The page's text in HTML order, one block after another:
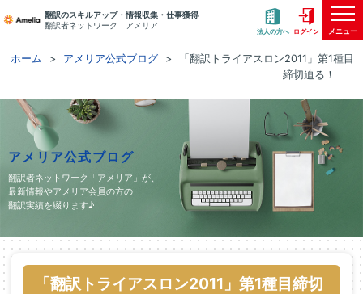
翻訳のスキルアップ・情報収集・仕事獲得
翻訳者ネットワーク アメリア
法人の方へ ログイン メニュー
ホーム アメリア公式ブログ
「翻訳トライアスロン2011」第1種目
締切迫る！
アメリア公式ブログ
翻訳者ネットワーク「アメリア」が、
最新情報やアメリア会員の方の
翻訳実績を綴ります♪
「翻訳トライアスロン2011」第1種目締切